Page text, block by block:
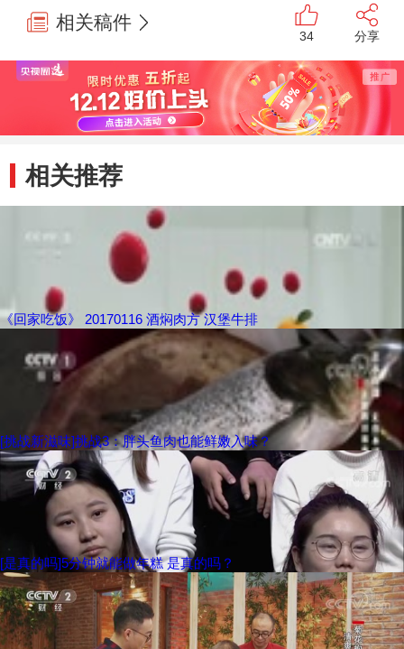
相关稿件
34 分享
相关推荐
《回家吃饭》 20170116 酒焖肉方 汉堡牛排
[挑战新滋味]挑战3：胖头鱼肉也能鲜嫩入味？
[是真的吗]5分钟就能做年糕 是真的吗？